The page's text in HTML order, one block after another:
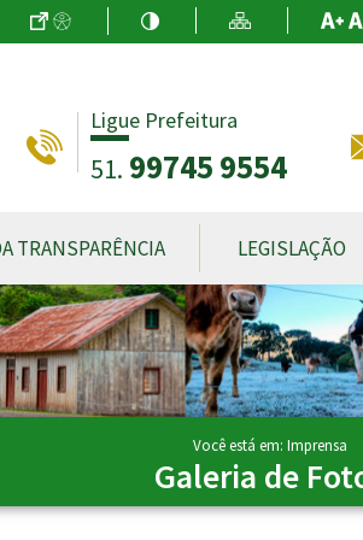
Ir para o Conteúdo
AcessibilidadeAlto ContrasteMapa do
Ligue Prefeitura
51. 99745 9554
TRANSPARÊNCIA LEGISLAÇÃO
Você está em: Imprensa
Galeria de